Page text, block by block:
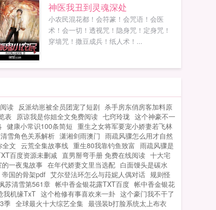
神医我丑到灵魂深处
小农民混花都！会符篆！会咒语！会医
术！会一切！透视咒！隐身咒！定身咒！
穿墙咒！撒豆成兵！纸人术！...
读 反派幼崽被全员团宠了短剧 杀手房东俏房客加料原
表 原谅我是你姐全文免费阅读 七窍玲珑 这个神豪不一
健康小常识100条简短 重生之女将军要宠小娇妻若飞林
雪角色关系解析 潇湘剑雨澳门 雨疏风骤怎么用才自然
全文 云荒全集故事线 重生80我靠钓鱼致富 雨疏风骤是
百度资源未删减 直男掰弯手册 免费在线阅读 十大宅
一夜鬼故事 在年代娇妻文里当选配 白面馒头是碳水
帝国的骨架pdf 艾尔登法环怎么与菈妮人偶对话 规则怪
苏清雪第561章 帐中香金银花露TXT百度 帐中香金银花
我机缘TxT 这个枪修有事喜欢来一卦 这个豪门我不干了
季 全球最火十大综艺全集 最强装b打脸系统太上布衣